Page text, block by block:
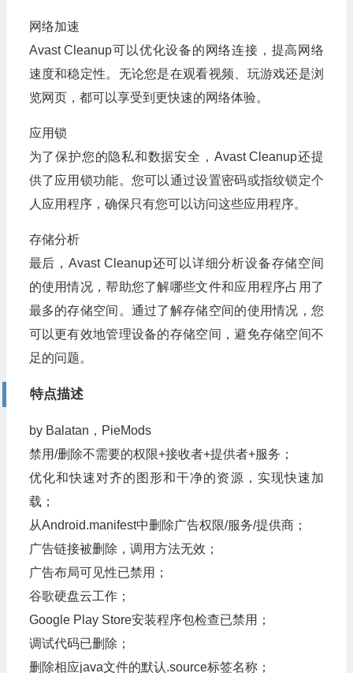
网络加速
Avast Cleanup可以优化设备的网络连接，提高网络
速度和稳定性。无论您是在观看视频、玩游戏还是浏
览网页，都可以享受到更快速的网络体验。
应用锁
为了保护您的隐私和数据安全，Avast Cleanup还提
供了应用锁功能。您可以通过设置密码或指纹锁定个
人应用程序，确保只有您可以访问这些应用程序。
存储分析
最后，Avast Cleanup还可以详细分析设备存储空间
的使用情况，帮助您了解哪些文件和应用程序占用了
最多的存储空间。通过了解存储空间的使用情况，您
可以更有效地管理设备的存储空间，避免存储空间不
足的问题。
特点描述
by Balatan，PieMods
禁用/删除不需要的权限+接收者+提供者+服务；
优化和快速对齐的图形和干净的资源，实现快速加
载；
从Android.manifest中删除广告权限/服务/提供商；
广告链接被删除，调用方法无效；
广告布局可见性已禁用；
谷歌硬盘云工作；
Google Play Store安装程序包检查已禁用；
调试代码已删除；
删除相应java文件的默认.source标签名称；